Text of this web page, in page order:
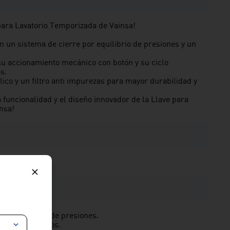
Lavatorio Temporizada de Vainsa!
un sistema de cierre por equilibrio de presiones y un
accionamiento mecánico con botón y su ciclo
y un filtro anti impurezas para mayor durabilidad y
funcionalidad y el diseño innovador de la Llave para
equilibrio de presiones.
4 – 6 segundos.